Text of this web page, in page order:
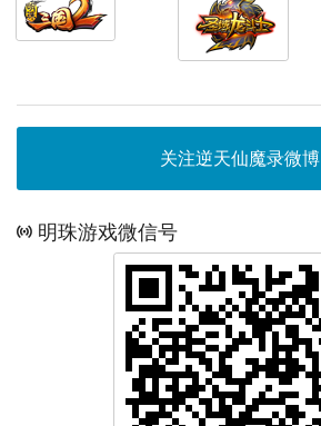
关注逆天仙魔录微博
明珠游戏微信号